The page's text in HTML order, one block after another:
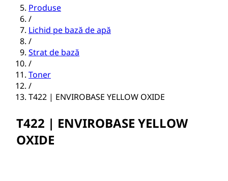
Produse
/
Lichid pe bază de apă
/
Strat de bază
/
Toner
/
T422 | ENVIROBASE YELLOW OXIDE
T422 | ENVIROBASE YELLOW
OXIDE